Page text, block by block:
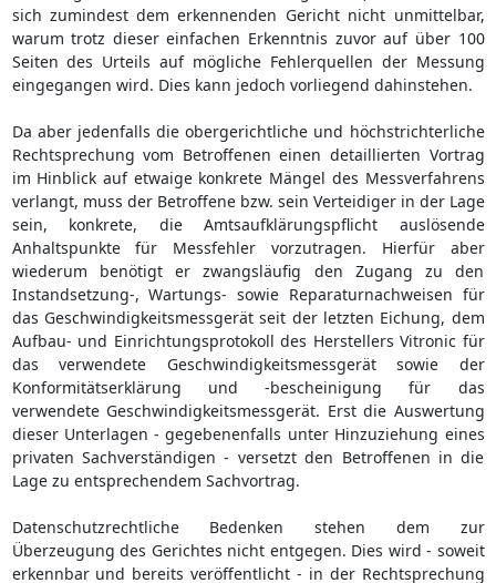
sich zumindest dem erkennenden Gericht nicht unmittelbar,
warum trotz dieser einfachen Erkenntnis zuvor auf über 100
Seiten des Urteils auf mögliche Fehlerquellen der Messung
eingegangen wird. Dies kann jedoch vorliegend dahinstehen.
Da aber jedenfalls die obergerichtliche und höchstrichterliche
Rechtsprechung vom Betroffenen einen detaillierten Vortrag
im Hinblick auf etwaige konkrete Mängel des Messverfahrens
verlangt, muss der Betroffene bzw. sein Verteidiger in der Lage
sein, konkrete, die Amtsaufklärungspflicht auslösende
Anhaltspunkte für Messfehler vorzutragen. Hierfür aber
wiederum benötigt er zwangsläufig den Zugang zu den
Instandsetzung-, Wartungs- sowie Reparaturnachweisen für
das Geschwindigkeitsmessgerät seit der letzten Eichung, dem
Aufbau- und Einrichtungsprotokoll des Herstellers Vitronic für
das verwendete Geschwindigkeitsmessgerät sowie der
Konformitätserklärung und -bescheinigung für das
verwendete Geschwindigkeitsmessgerät. Erst die Auswertung
dieser Unterlagen - gegebenenfalls unter Hinzuziehung eines
privaten Sachverständigen - versetzt den Betroffenen in die
Lage zu entsprechendem Sachvortrag.
Datenschutzrechtliche Bedenken stehen dem zur
Überzeugung des Gerichtes nicht entgegen. Dies wird - soweit
erkennbar und bereits veröffentlicht - in der Rechtsprechung